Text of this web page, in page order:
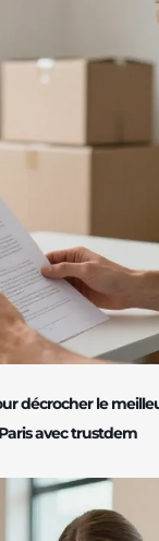
décrocher le
avec trustdem